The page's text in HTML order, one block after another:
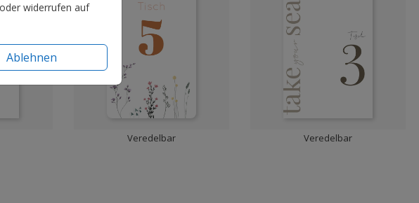
widerrufen auf
Ablehnen
Veredelbar Veredelbar